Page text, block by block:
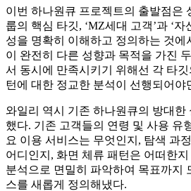
이번 하나원큐 프로젝트의 출발점은
룹의 핵심 타깃, ‘MZ세대 고객’과 ‘
성을 명확히 이해하고 정의하는 것에
이 완전히 다른 성향과 목적을 가진
서 동시에 만족시키기 위해선 각 타
턴에 대한 정교한 분석이 선행되어야
와일리 역시 기존 하나원큐의 방대한
했다. 기존 고객들의 연령 및 사용 유
요 이용 서비스는 무엇인지, 탐색 과
어디인지, 화면 체류 패턴은 어떠한
분석으로 면밀히 파악하여 목표까지
스를 새롭게 정의해냈다.